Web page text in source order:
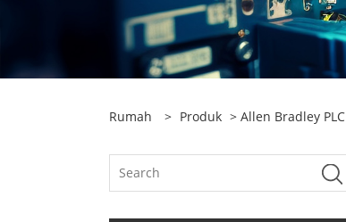
Rumah > Produk > Allen Bradley PLC